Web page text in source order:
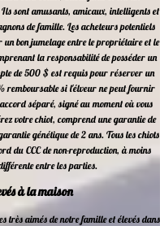
sont amusants, amicaux, intelligents et
de famille. Les acheteurs potentiels
bon jumelage entre le propriétaire et le
la responsabilité de posséder un
de 500 $ est requis pour réserver un
remboursable si l'élveur ne peut fournir
séparé, signé au moment où vous
votre chiot, comprend une garantie de
génétique de 2 ans. Tous les chiots
du CCC de non-reproduction, à moins
entre les parties.
à la maison
très aimés de notre famille et élevés dans